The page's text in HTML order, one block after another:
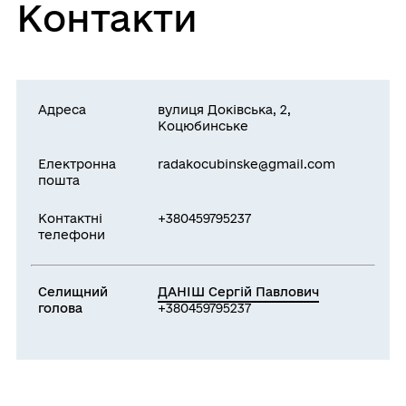
Контакти
Адреса
вулиця Доківська, 2,
Коцюбинське
Електронна
пошта
radakocubinske@gmail.com
Контактні
телефони
+380459795237
Селищний
голова
ДАНІШ Сергій Павлович
+380459795237